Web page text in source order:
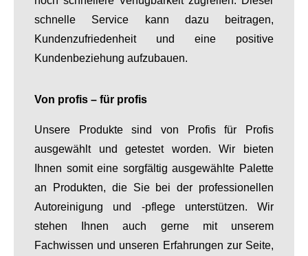
schnelle Service kann dazu beitragen,
Kundenzufriedenheit und eine positive
Kundenbeziehung aufzubauen.
Von profis – für profis
Unsere Produkte sind von Profis für Profis
ausgewählt und getestet worden. Wir bieten
Ihnen somit eine sorgfältig ausgewählte Palette
an Produkten, die Sie bei der professionellen
Autoreinigung und -pflege unterstützen. Wir
stehen Ihnen auch gerne mit unserem
Fachwissen und unseren Erfahrungen zur Seite,